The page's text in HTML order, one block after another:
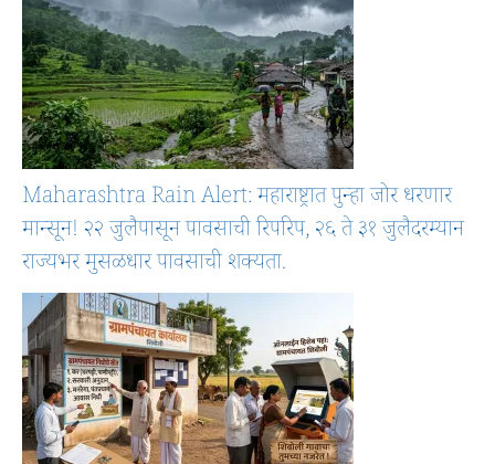
Maharashtra Rain Alert: महाराष्ट्रात पुन्हा जोर धरणार
मान्सून! २२ जुलैपासून पावसाची रिपरिप, २६ ते ३१ जुलैदरम्यान
राज्यभर मुसळधार पावसाची शक्यता.